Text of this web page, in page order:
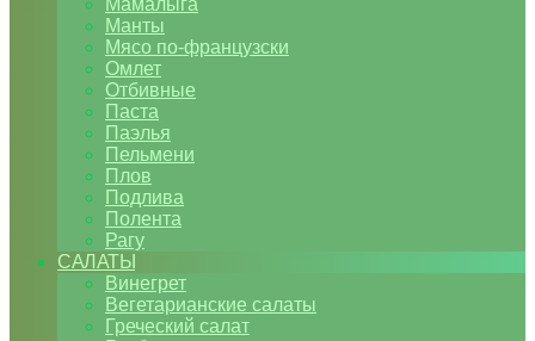
Мамалыга
Манты
Мясо по-французски
Омлет
Отбивные
Паста
Паэлья
Пельмени
Плов
Подлива
Полента
Рагу
САЛАТЫ
Винегрет
Вегетарианские салаты
Греческий салат